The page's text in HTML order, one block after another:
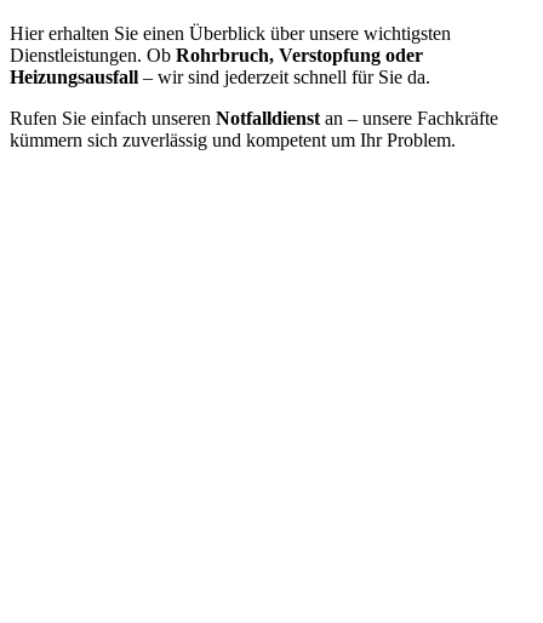
Hier erhalten Sie einen Überblick über unsere wichtigsten
Dienstleistungen. Ob Rohrbruch, Verstopfung oder
Heizungsausfall – wir sind jederzeit schnell für Sie da.
Rufen Sie einfach unseren Notfalldienstan – unsere Fachkräfte
kümmern sich zuverlässig und kompetent um Ihr Problem.